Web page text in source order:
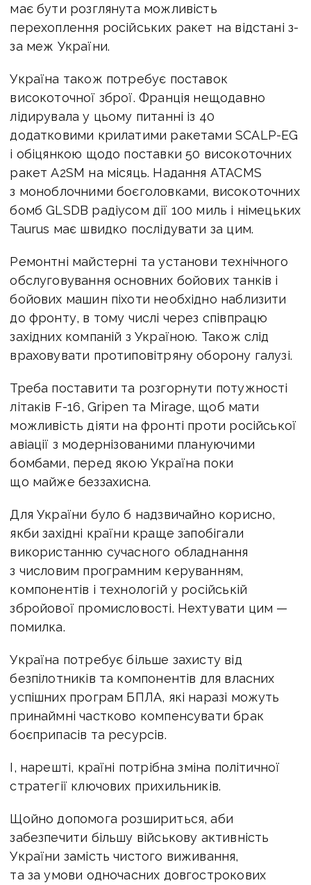
має бути розглянута можливість
перехоплення російських ракет на відстані з-
за меж України.
Україна також потребує поставок
високоточної зброї. Франція нещодавно
лідирувала у цьому питанні із 40
додатковими крилатими ракетами SCALP-EG
і обіцянкою щодо поставки 50 високоточних
ракет A2SM на місяць. Надання ATACMS
з моноблочними боєголовками, високоточних
бомб GLSDB радіусом дії 100 миль і німецьких
Taurus має швидко послідувати за цим.
Ремонтні майстерні та установи технічного
обслуговування основних бойових танків і
бойових машин піхоти необхідно наблизити
до фронту, в тому числі через співпрацю
західних компаній з Україною. Також слід
враховувати протиповітряну оборону галузі.
Треба поставити та розгорнути потужності
літаків F-16, Gripen та Mirage, щоб мати
можливість діяти на фронті проти російської
авіації з модернізованими плануючими
бомбами, перед якою Україна поки
що майже беззахисна.
Для України було б надзвичайно корисно,
якби західні країни краще запобігали
використанню сучасного обладнання
з числовим програмним керуванням,
компонентів і технологій у російській
збройової промисловості. Нехтувати цим —
помилка.
Україна потребує більше захисту від
безпілотників та компонентів для власних
успішних програм БПЛА, які наразі можуть
принаймні частково компенсувати брак
боєприпасів та ресурсів.
І, нарешті, країні потрібна зміна політичної
стратегії ключових прихильників.
Щойно допомога розшириться, аби
забезпечити більшу військову активність
України замість чистого виживання,
та за умови одночасних довгострокових